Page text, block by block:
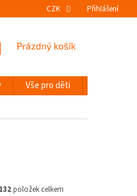
CZK Přihlášení
NÁKUPNÍ
Prázdný košík
Vše pro děti
132položek celkem